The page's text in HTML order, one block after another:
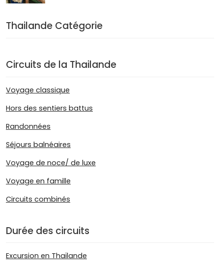
Thailande Catégorie
Circuits de la Thailande
Voyage classique
Hors des sentiers battus
Randonnées
Séjours balnéaires
Voyage de noce/ de luxe
Voyage en famille
Circuits combinés
Durée des circuits
Excursion en Thaïlande